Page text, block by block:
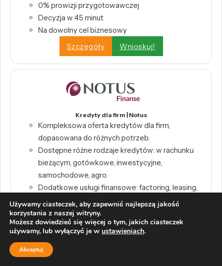
0% prowizji przygotowawczej
Decyzja w 45 minut
Na dowolny cel biznesowy
Szczegóły
Wnioskuj!
Kredyty dla firm | Notus
Kompleksowa oferta kredytów dla firm,
dopasowana do różnych potrzeb.
Dostępne różne rodzaje kredytów: w rachunku
bieżącym, gotówkowe, inwestycyjne,
samochodowe, agro.
Dodatkowe usługi finansowe: factoring, leasing,
gwarancja de minimis.
Szczegóły
Używamy ciasteczek, aby zapewnić najlepszą jakość
korzystania z naszej witryny.
Możesz dowiedzieć się więcej o tym, jakich ciasteczek
używamy, lub wyłączyć je w ustawieniach.
Akceptuj